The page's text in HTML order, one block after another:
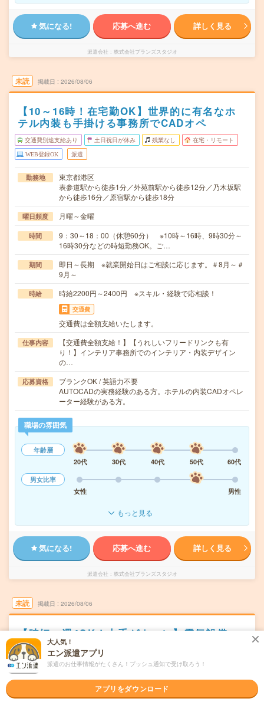
気になる! 応募へ進む 詳しく見る
派遣会社 株式会社プランズスタジオ
未読 掲載日 2026/08/06
【10～16時！在宅勤OK】世界的に有名なホ
テル内装も手掛ける事務所でCADオペ
交通費別途支給あり 土日祝日が休み 残業なし 在宅・リモート
WEB登録OK 派遣
勤務地
東京都港区
表参道駅から徒歩1分／外苑前駅から徒歩12分／乃木坂駅
から徒歩16分／原宿駅から徒歩18分
曜日頻度 月曜～金曜
時間
9：30～18：00（休憩60分） ※10時～16時、9時30分～
16時30分などの時短勤務OK。ご…
期間
即日～長期 ※就業開始日はご相談に応じます。＃8月～＃
9月～
時給 時給2200円～2400円 ※スキル・経験で応相談！
交通費
交通費は全額支給いたします。
仕事内容
【交通費全額支給！】【うれしいフリードリンクも有
り！】インテリア事務所でのインテリア・内装デザイン
の…
応募資格
ブランクOK / 英語力不要
AUTOCADの実務経験のある方。ホテルの内装CADオペレ
ーター経験がある方。
職場の雰囲気
年齢層
20代
30代 40代 50代
60代
男女比率
女性
男性
もっと見る
気になる! 応募へ進む 詳しく見る
派遣会社 株式会社プランズスタジオ
未読 掲載日 2026/08/06
【時短・週4OK！大手ゼネコン】電気設備
CADオペレーター
交通費別途支給あり 土日祝日が休み WEB登録OK 派遣
東京都中央区
宝町(東京都)駅から徒歩1分／京橋(東京都)駅から徒歩5分／
大人気！
エン派遣アプリ
派遣のお仕事情報がたくさん！プッシュ通知で受け取ろう！
アプリをダウンロード